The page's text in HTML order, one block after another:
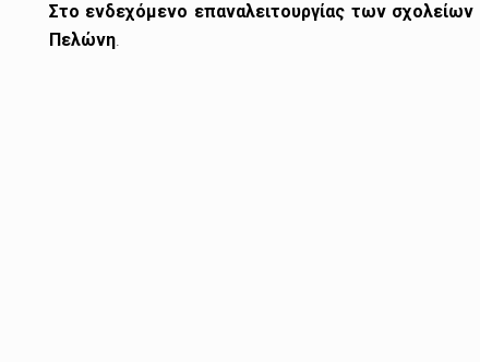
Στο ενδεχόμενο επαναλειτουργίας των σχολείων
Πελώνη.